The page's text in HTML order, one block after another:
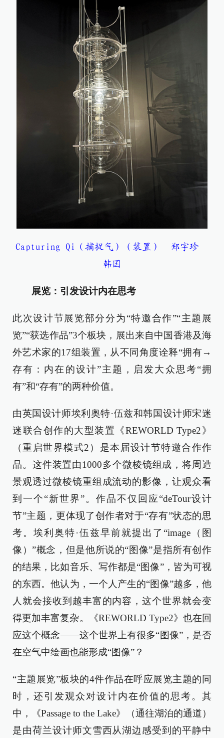
Capturing Qi（捕捉气）（装置） 郑宇珍
韩国
展览：引发设计内在思考
此次设计节展览部分分为“特邀合作”“主题展
览”“获选作品”3个板块，展出来自中国香港及海
外艺术家的17组装置，从不同角度诠释“拥有→
存有：内在的设计”主题，启发大众思考“拥
有”和“存有”的两种价值。
由英国设计师埃利奥特·伍兹和韩国设计师宋迷
迷联合创作的大型装置《REWORLD Type2》
（重启世界模式2）是本届设计节特邀合作作
品。这件装置由1000多个微棱镜组成，将周遭
景观透过微棱镜重组成流动的影像，让观众看
到一个“新世界”。作品不仅回应“deTour设计
节”主题，更体现了创作者对于“存有”状态的思
考。埃利奥特·伍兹早前就提出了“image（图
像）”概念，但是他所说的“图像”是指所有创作
的结果，比如音乐、写作都是“图像”，皆为可视
的东西。他认为，一个人产生的“图像”越多，他
人就会接收到越丰富的内容，这个世界就会变
得更加丰富复杂。《REWORLD Type2》也在回
应这个概念——这个世界上有很多“图像”，是否
在空气中绘画也能形成“图像”？
“主题展览”板块的4件作品在呼应展览主题的同
时，还引发观众对设计内在价值的思考。其
中，《Passage to the Lake》（通往湖泊的通道）
是由荷兰设计师文雪西从湖边感受到的平静中